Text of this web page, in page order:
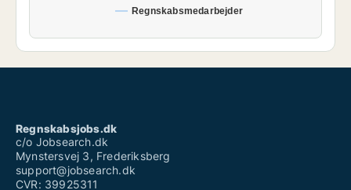
Regnskabsmedarbejder
Regnskabsjobs.dk
c/o Jobsearch.dk
Mynstersvej 3, Frederiksberg
support@jobsearch.dk
CVR: 39925311